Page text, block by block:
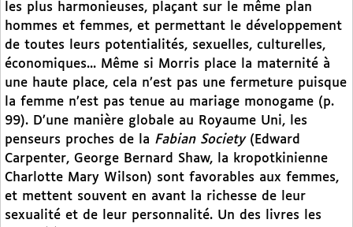
les plus harmonieuses, plaçant sur le même plan
hommes et femmes, et permettant le développement
de toutes leurs potentialités, sexuelles, culturelles,
économiques... Même si Morris place la maternité à
une haute place, cela n’est pas une fermeture puisque
la femme n’est pas tenue au mariage monogame (p.
99). D’une manière globale au Royaume Uni, les
penseurs proches de la Fabian Society(Edward
Carpenter, George Bernard Shaw, la kropotkinienne
Charlotte Mary Wilson) sont favorables aux femmes,
et mettent souvent en avant la richesse de leur
sexualité et de leur personnalité. Un des livres les